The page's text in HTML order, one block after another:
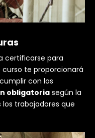
certificarse para
curso te proporcionará
con las
obligatoriasegún la
trabajadores que